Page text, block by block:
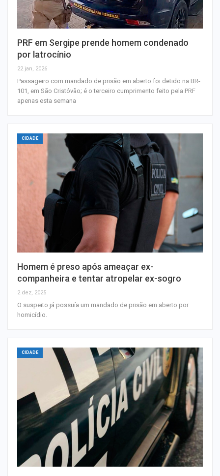
PRF em Sergipe prende homem condenado
por latrocínio
22 jan, 2026
Passageiro com mandado de prisão em aberto foi detido na BR-
101, em São Cristóvão; é o terceiro cumprimento feito pela PRF
apenas esta semana
CIDADE
Homem é preso após ameaçar ex-
companheira e tentar atropelar ex-sogro
2 dez, 2025
O suspeito já possuía um mandado de prisão em aberto por
homicídio.
CIDADE